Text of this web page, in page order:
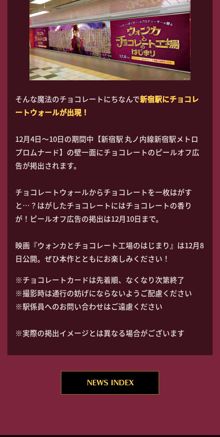
そんな魔法のチョコレートにちなんで新宿駅にチョコレ
ートウォールが出現！
12月4日～10日の期間中【新宿駅 丸ノ内線新宿駅メトロ
プロムナード】の壁一面にチョコレートのピールオフ広
告が掲出されます。
チョコレートウォールからチョコレートを一枚はがす
と…？はがしたチョコレートにはチョコレートの香り
が！ピールオフ広告の掲出は12月10日まで。
映画『ウォンカとチョコレート工場のはじまり』は12月8
日公開。ぜひ本作とともにお楽しみください！
※チョコレートカードは先着順、なくなり次第終了
※撮影時は通行の妨げにならないようご配慮ください
※駅係員へのお問い合わせはご遠慮ください
※実際の掲出イメージとは異なる場合がございます
NEWS INDEX